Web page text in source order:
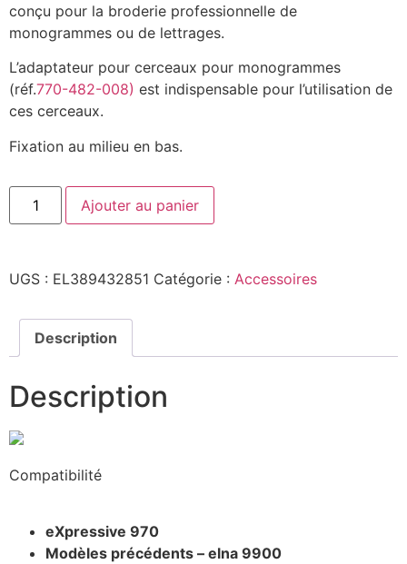
conçu pour la broderie professionnelle de
monogrammes ou de lettrages.
L’adaptateur pour cerceaux pour monogrammes
(réf.770-482-008) est indispensable pour l’utilisation de
ces cerceaux.
Fixation au milieu en bas.
Ajouter au panier
UGS : EL389432851 Catégorie : Accessoires
Description
Description
Compatibilité
eXpressive 970
Modèles précédents – elna 9900